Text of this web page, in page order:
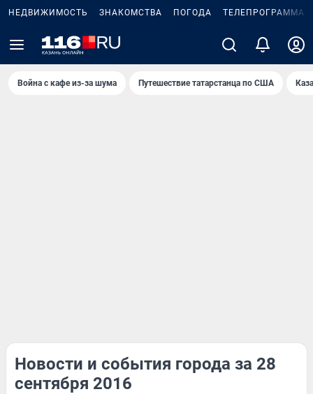
НЕДВИЖИМОСТЬ ЗНАКОМСТВА ПОГОДА ТЕЛЕПРОГРАММА
Война с кафе из-за шума Путешествие татарстанца по США
Новости и события города за 28
сентября 2016